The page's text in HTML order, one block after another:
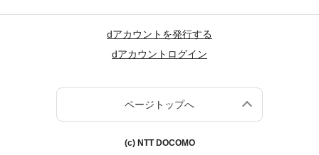
dアカウントを発行する
dアカウントログイン
ページトップへ
(c) NTT DOCOMO